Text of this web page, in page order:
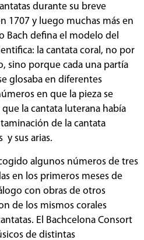
durante su breve
1707 y luego muchas más en
Bach defina el modelo del
la cantata coral, no por
sino porque cada una partía
glosaba en diferentes
en que la pieza se
la cantata luterana había
de la cantata
y sus arias.
algunos números de tres
en los primeros meses de
con obras de otros
de los mismos corales
El Bachcelona Consort
de distintas